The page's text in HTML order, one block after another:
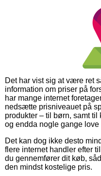
Det har vist sig at være ret
information om priser på
har mange internet
nedsætte prisniveauet på
produkter – til børn, samt
og endda nogle gange love
Det kan dog ikke desto
flere internet handler efter
du gennemfører dit køb,
den mindst kostelige pris.